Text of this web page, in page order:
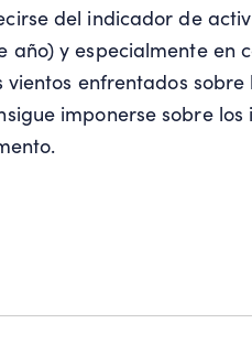
del indicador de
y especialmente en
enfrentados
imponerse sobre los